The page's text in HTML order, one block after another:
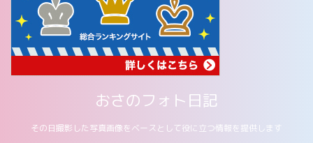
おさのフォト日記
その日撮影した写真画像をベースとして役に立つ情報を提供します